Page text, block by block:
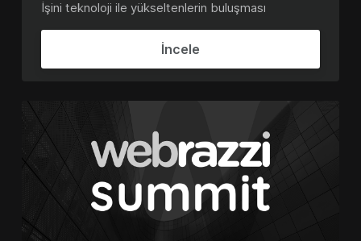
İşini teknoloji ile yükseltenlerin buluşması
İncele